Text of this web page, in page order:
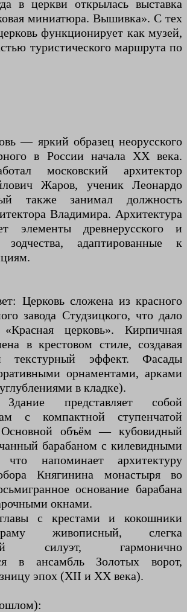
в церкви открылась выставка
миниатюра. Вышивка». С тех
функционирует как музей,
туристического маршрута по
— яркий образец неорусского
в России начала XX века.
московский архитектор
Жаров, ученик Леонардо
также занимал должность
Владимира. Архитектура
элементы древнерусского и
зодчества, адаптированные к
Церковь сложена из красного
завода Студзицкого, что дало
церковь». Кирпичная
в крестовом стиле, создавая
текстурный эффект. Фасады
орнаментами, арками
в кладке).
представляет собой
с компактной ступенчатой
Основной объём — кубовидный
барабаном с килевидными
что напоминает архитектуру
Княгинина монастыря во
основание барабана
окнами.
с крестами и кокошники
живописный, слегка
силуэт, гармонично
в ансамбль Золотых ворот,
эпох (XII и XX века).